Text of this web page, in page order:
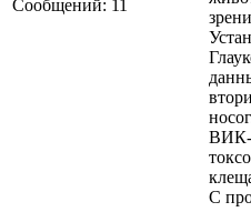
Сообщений: 11
ВИК-
С